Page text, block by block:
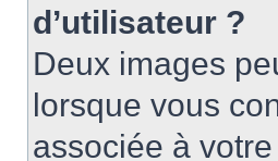
d’utilisateur ?
Deux images
lorsque vous
associée à